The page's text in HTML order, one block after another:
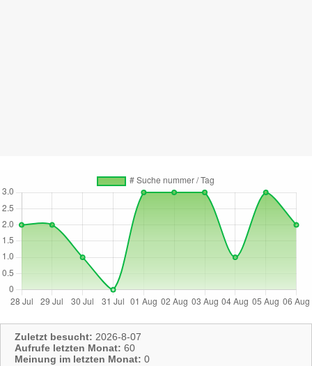
Zuletzt besucht: 2026-8-07
Aufrufe letzten Monat: 60
Meinung im letzten Monat: 0